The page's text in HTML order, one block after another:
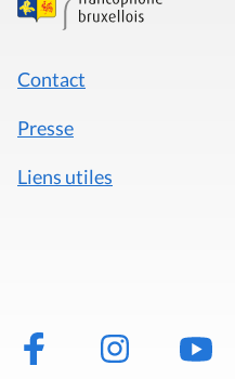
Contact
Presse
Liens utiles